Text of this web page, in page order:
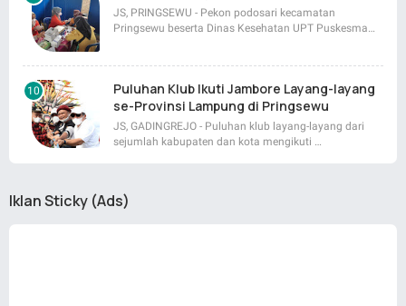
JS, PRINGSEWU - Pekon podosari kecamatan
Pringsewu beserta Dinas Kesehatan UPT Puskesma…
Puluhan Klub Ikuti Jambore Layang-layang
se-Provinsi Lampung di Pringsewu
JS, GADINGREJO - Puluhan klub layang-layang dari
sejumlah kabupaten dan kota mengikuti …
Iklan Sticky (Ads)